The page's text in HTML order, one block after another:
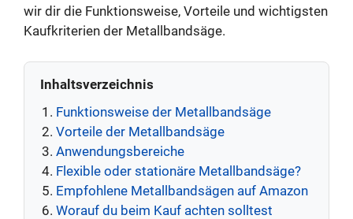
wir dir die Funktionsweise, Vorteile und wichtigsten
Kaufkriterien der Metallbandsäge.
Inhaltsverzeichnis
Funktionsweise der Metallbandsäge
Vorteile der Metallbandsäge
Anwendungsbereiche
Flexible oder stationäre Metallbandsäge?
Empfohlene Metallbandsägen auf Amazon
Worauf du beim Kauf achten solltest